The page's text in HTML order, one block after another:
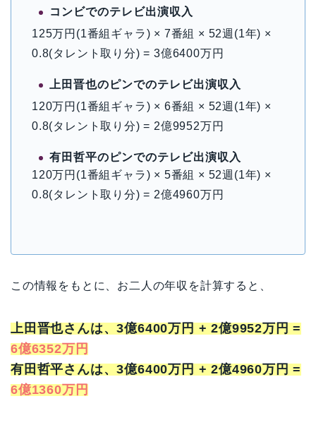
コンビでのテレビ出演収入
125万円(1番組ギャラ) × 7番組 × 52週(1年) ×
0.8(タレント取り分) = 3億6400万円
上田晋也のピンでのテレビ出演収入
120万円(1番組ギャラ) × 6番組 × 52週(1年) ×
0.8(タレント取り分) = 2億9952万円
有田哲平のピンでのテレビ出演収入
120万円(1番組ギャラ) × 5番組 × 52週(1年) ×
0.8(タレント取り分) = 2億4960万円
この情報をもとに、お二人の年収を計算すると、
上田晋也さんは、3億6400万円 + 2億9952万円 =
6億6352万円
有田哲平さんは、3億6400万円 + 2億4960万円 =
6億1360万円